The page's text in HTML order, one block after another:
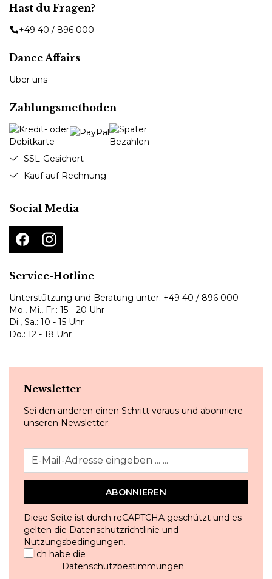
Hast du Fragen?
+49 40 / 896 000
Dance Affairs
Über uns
Zahlungsmethoden
SSL-Gesichert
Kauf auf Rechnung
Social Media
Service-Hotline
Unterstützung und Beratung unter: +49 40 / 896 000
Mo., Mi., Fr.: 15 - 20 Uhr
Di., Sa.: 10 - 15 Uhr
Do.: 12 - 18 Uhr
Newsletter
Sei den anderen einen Schritt voraus und abonniere
unseren Newsletter.
ABONNIEREN
Diese Seite ist durch reCAPTCHA geschützt und es
gelten die Datenschutzrichtlinie und
Nutzungsbedingungen.
Ich habe die
Datenschutzbestimmungen